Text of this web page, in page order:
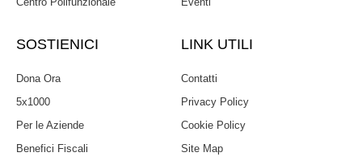
SOSTIENICI
Dona Ora
5x1000
Per le Aziende
Benefici Fiscali
LINK UTILI
Contatti
Privacy Policy
Cookie Policy
Site Map